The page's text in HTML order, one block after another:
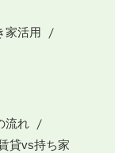
家活用
流れ
貸vs持ち家